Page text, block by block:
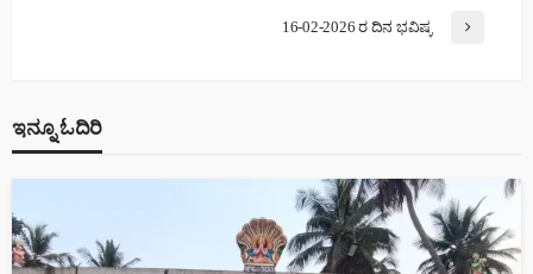
16-02-2026 ರ ದಿನ ಭವಿಷ್ಯ
ಇನ್ನೂ ಓದಿರಿ